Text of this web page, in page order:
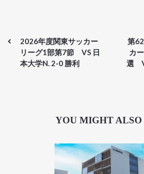
2026年度関東サッカー
リーグ1部第7節 VS 日
本大学N. 2-0 勝利
第
カ
選
YOU MIGHT